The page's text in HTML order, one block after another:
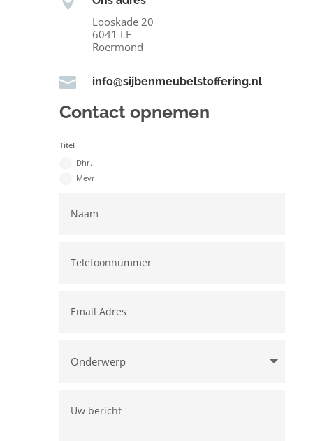
Looskade 20
6041 LE
Roermond
 info@sijbenmeubelstoffering.nl
Contact opnemen
Titel
Dhr.
Mevr.